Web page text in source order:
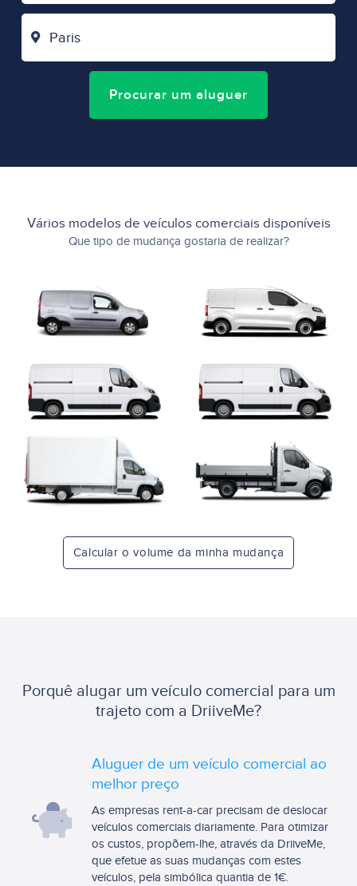
Procurar um aluguer
Vários modelos de veículos comerciais disponíveis
Que tipo de mudança gostaria de realizar?
Calcular o volume da minha mudança
Porquê alugar um veículo comercial para um
trajeto com a DriiveMe?
Aluguer de um veículo comercial ao
melhor preço
As empresas rent-a-car precisam de deslocar
veículos comerciais diariamente. Para otimizar
os custos, propõem-lhe, através da DriiveMe,
que efetue as suas mudanças com estes
veículos, pela simbólica quantia de 1€.